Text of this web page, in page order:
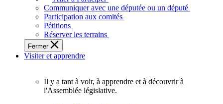
plein
potentiel,
l'Assemblée
a
besoin
de
Communiquer avec une députée ou un député
Participation aux comités
Pétitions
Réserver les terrains
Fermer
Visiter et apprendre
Il y a tant à voir, à apprendre et à découvrir à
l'Assemblée législative.